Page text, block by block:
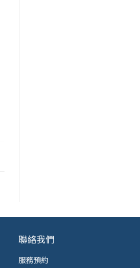
聯絡我們
服務預約